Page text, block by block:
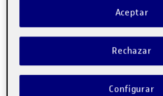
Rechazar
Aceptar
Configurar